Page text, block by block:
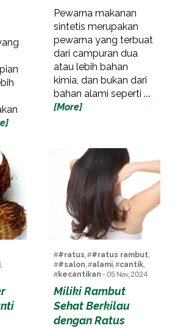
Pewarna makanan
sintetis merupakan
pewarna yang terbuat
dari campuran dua
atau lebih bahan
kimia, dan bukan dari
bahan alami seperti ...
[More]
,
##ratus, ##ratus rambut,
##salon, #alami, #cantik,
#kecantikan - 05 Nov, 2024
Miliki Rambut
Sehat Berkilau
dengan Ratus